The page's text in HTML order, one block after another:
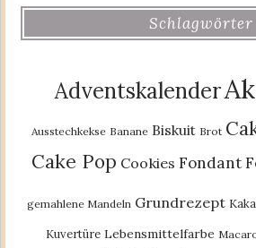
Schlagwörter
Adventskalender
Ausstechkekse Banane Biskuit Brot
Cake Pop Cookies Fondant
gemahlene Mandeln Grundrezept
Kuvertüre Lebensmittelfarbe